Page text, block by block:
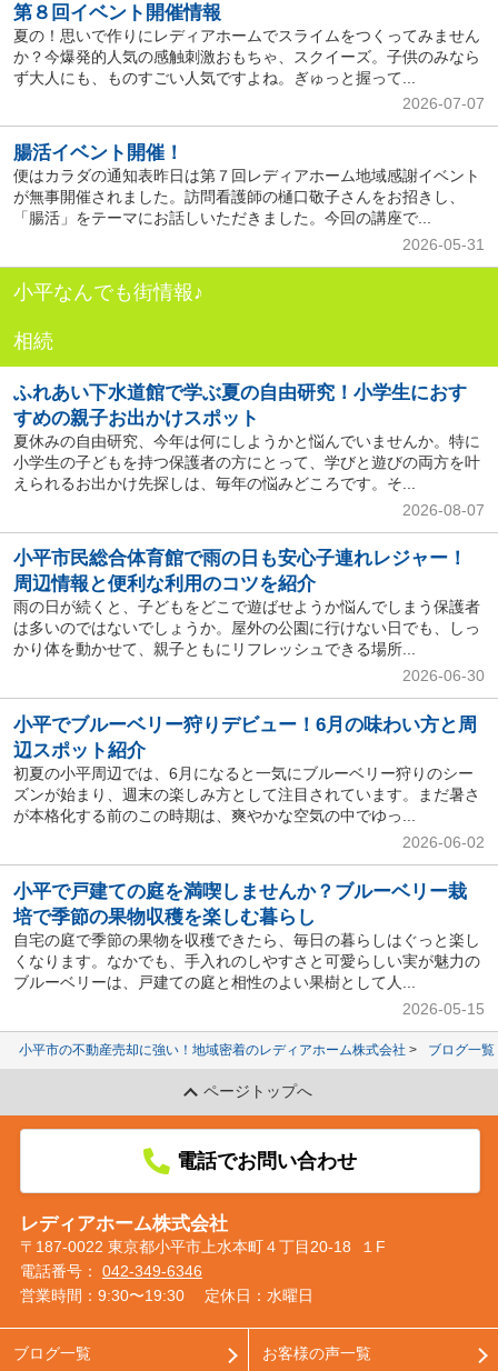
第８回イベント開催情報
夏の！思いで作りにレディアホームでスライムをつくってみません
か？今爆発的人気の感触刺激おもちゃ、スクイーズ。子供のみなら
ず大人にも、ものすごい人気ですよね。ぎゅっと握って...
2026-07-07
腸活イベント開催！
便はカラダの通知表昨日は第７回レディアホーム地域感謝イベント
が無事開催されました。訪問看護師の樋口敬子さんをお招きし、
「腸活」をテーマにお話しいただきました。今回の講座で...
2026-05-31
小平なんでも街情報♪
相続
ふれあい下水道館で学ぶ夏の自由研究！小学生におす
すめの親子お出かけスポット
夏休みの自由研究、今年は何にしようかと悩んでいませんか。特に
小学生の子どもを持つ保護者の方にとって、学びと遊びの両方を叶
えられるお出かけ先探しは、毎年の悩みどころです。そ...
2026-08-07
小平市民総合体育館で雨の日も安心子連れレジャー！
周辺情報と便利な利用のコツを紹介
雨の日が続くと、子どもをどこで遊ばせようか悩んでしまう保護者
は多いのではないでしょうか。屋外の公園に行けない日でも、しっ
かり体を動かせて、親子ともにリフレッシュできる場所...
2026-06-30
小平でブルーベリー狩りデビュー！6月の味わい方と周
辺スポット紹介
初夏の小平周辺では、6月になると一気にブルーベリー狩りのシー
ズンが始まり、週末の楽しみ方として注目されています。まだ暑さ
が本格化する前のこの時期は、爽やかな空気の中でゆっ...
2026-06-02
小平で戸建ての庭を満喫しませんか？ブルーベリー栽
培で季節の果物収穫を楽しむ暮らし
自宅の庭で季節の果物を収穫できたら、毎日の暮らしはぐっと楽し
くなります。なかでも、手入れのしやすさと可愛らしい実が魅力の
ブルーベリーは、戸建ての庭と相性のよい果樹として人...
2026-05-15
小平市の不動産売却に強い！地域密着のレディアホーム株式会社 ブログ一覧
ページトップへ
電話でお問い合わせ
レディアホーム株式会社
〒187-0022 東京都小平市上水本町４丁目20-18 １F
電話番号： 042-349-6346
営業時間：9:30〜19:30
定休日：水曜日
ブログ一覧 お客様の声一覧